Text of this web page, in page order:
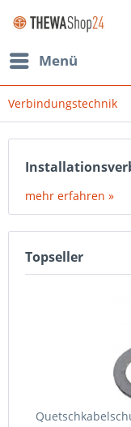
Menü
Verbindungstechnik
mehr erfahren »
Topseller